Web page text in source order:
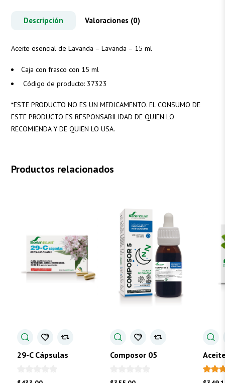
Descripción Valoraciones (0)
Aceite esencial de Lavanda – Lavanda – 15 ml
Caja con frasco con 15 ml
Código de producto: 37323
*ESTE PRODUCTO NO ES UN MEDICAMENTO. EL CONSUMO DE
ESTE PRODUCTO ES RESPONSABILIDAD DE QUIEN LO
RECOMIENDA Y DE QUIEN LO USA.
Productos relacionados
29-C Cápsulas Composor 05